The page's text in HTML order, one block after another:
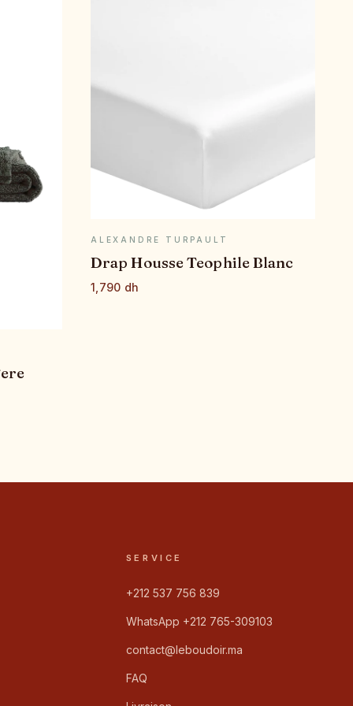
APERÇU RAPIDE
ALEXANDRE TURPAULT
Drap Housse Teophile Blanc
1,790 dh
SERVICE
+212 537 756 839
WhatsApp +212 765-309103
contact@leboudoir.ma
FAQ